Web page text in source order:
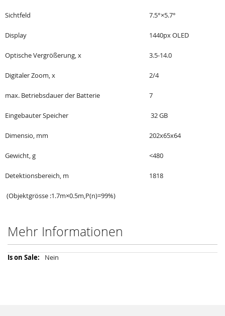
Sichtfeld 7.5°×5.7°
Display 1440px OLED
Optische Vergrößerung, x 3.5-14.0
Digitaler Zoom, x 2/4
max. Betriebsdauer der Batterie 7
Eingebauter Speicher 32 GB
Dimensio, mm 202x65x64
Gewicht, g <480
Detektionsbereich, m 1818
(Objektgrösse :1.7m×0.5m,P(n)=99%)
Mehr Informationen
Mehr
Nein